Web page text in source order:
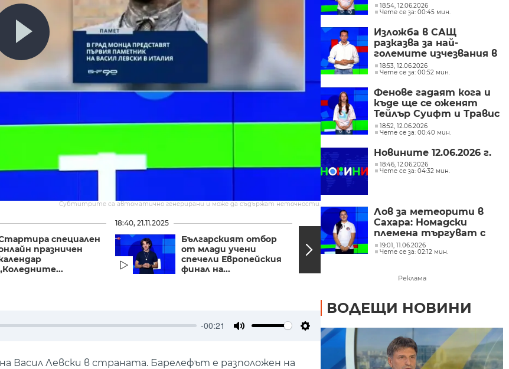
Субтитрите са автоматично генерирани и може да съдържат неточности.
специален
празничен
18:40, 21.11.2025
Българският отбор
от млади учени
спечели Европейския
финал на...
18:39, 21.11.2025
Грейна елхата в
Благоевград
-00:21
Settings
Левски в страната. Барелефът е разположен на
18:54, 12.06.2026
Чете се за: 00:45 мин.
Изложба в САЩ
разказва за най-
големите изчезвания в
историята на Земята
18:53, 12.06.2026
Чете се за: 00:52 мин.
Фенове гадаят кога и
къде ще се оженят
Тейлър Суифт и Травис
Келси
18:52, 12.06.2026
Чете се за: 00:40 мин.
Новините 12.06.2026 г.
18:46, 12.06.2026
Чете се за: 04:32 мин.
Лов за метеорити в
Сахара: Номадски
племена търгуват с
късчета космически
скали
19:01, 11.06.2026
Чете се за: 02:12 мин.
Реклама
ВОДЕЩИ НОВИНИ